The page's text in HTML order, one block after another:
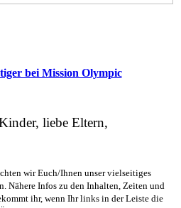
bei Mission Olympic
liebe Eltern,
wir Euch/Ihnen unser vielseitiges
Nähere Infos zu den Inhalten, Zeiten und
ihr, wenn Ihr links in der Leiste die